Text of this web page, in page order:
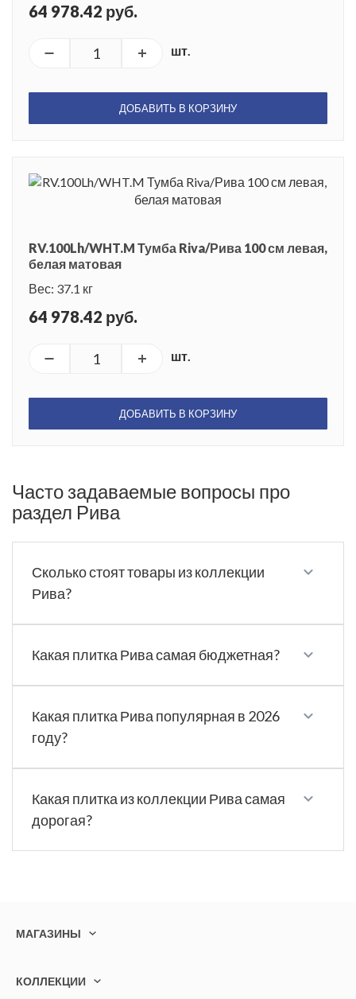
64 978.42 руб.
шт.
ДОБАВИТЬ В КОРЗИНУ
RV.100Lh/WHT.M Тумба Riva/Рива 100 см левая,
белая матовая
Вес: 37.1 кг
64 978.42 руб.
шт.
ДОБАВИТЬ В КОРЗИНУ
Часто задаваемые вопросы про
раздел Рива
Сколько стоят товары из коллекции
Рива?
Какая плитка Рива самая бюджетная?
Какая плитка Рива популярная в 2026
году?
Какая плитка из коллекции Рива самая
дорогая?
МАГАЗИНЫ
КОЛЛЕКЦИИ